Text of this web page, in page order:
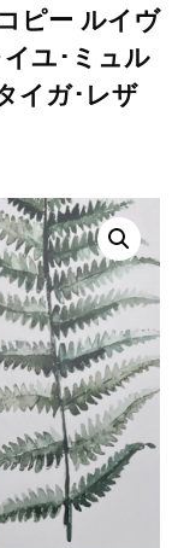
ピー ルイヴ
ユ･ミュル
イガ･レザ